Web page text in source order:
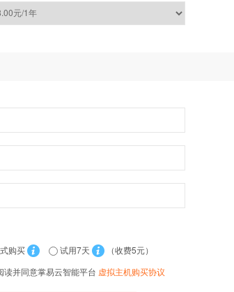
购买 试用7天
（收费5元）
读并同意掌易云智能平台 虚拟主机购买协议